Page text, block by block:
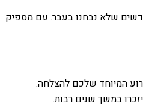
חדשים שלא נבחנו בעבר. עם מספיק
המיוחד שלכם להצלחה.
במשך שנים רבות.